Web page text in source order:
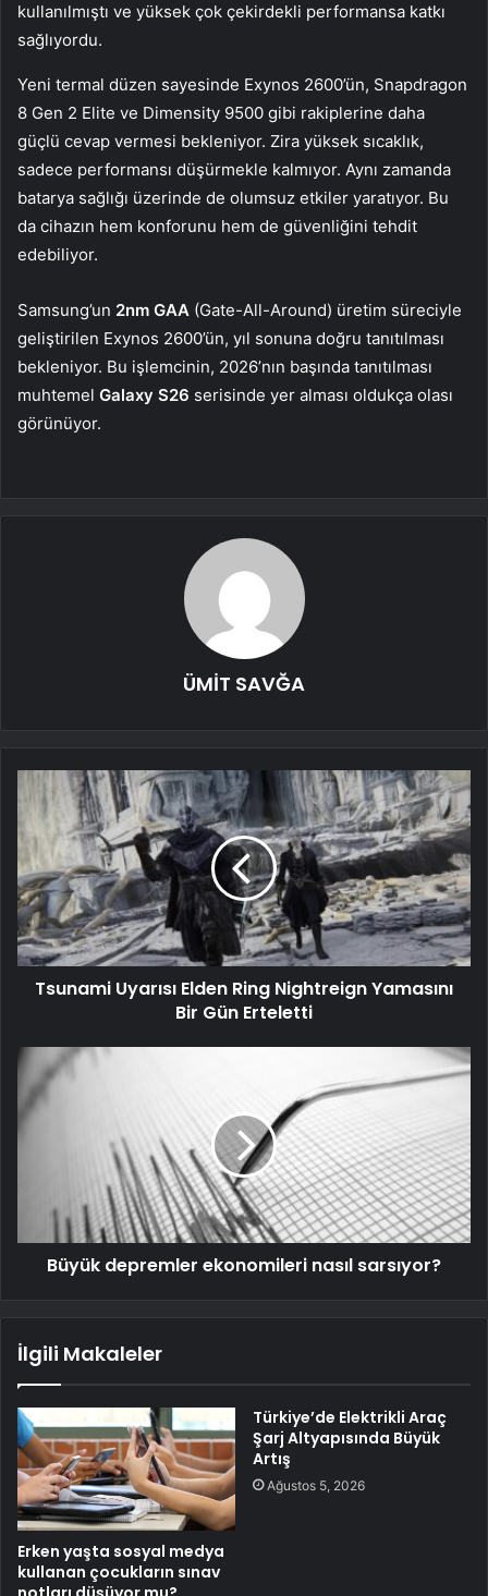
kullanılmıştı ve yüksek çok çekirdekli performansa katkı
sağlıyordu.
Yeni termal düzen sayesinde Exynos 2600’ün, Snapdragon
8 Gen 2 Elite ve Dimensity 9500 gibi rakiplerine daha
güçlü cevap vermesi bekleniyor. Zira yüksek sıcaklık,
sadece performansı düşürmekle kalmıyor. Aynı zamanda
batarya sağlığı üzerinde de olumsuz etkiler yaratıyor. Bu
da cihazın hem konforunu hem de güvenliğini tehdit
edebiliyor.
Samsung’un 2nm GAA (Gate-All-Around) üretim süreciyle
geliştirilen Exynos 2600’ün, yıl sonuna doğru tanıtılması
bekleniyor. Bu işlemcinin, 2026’nın başında tanıtılması
muhtemel Galaxy S26 serisinde yer alması oldukça olası
görünüyor.
ÜMİT SAVĞA
Tsunami Uyarısı Elden Ring Nightreign Yamasını
Bir Gün Erteletti
Büyük depremler ekonomileri nasıl sarsıyor?
İlgili Makaleler
Erken yaşta sosyal medya
kullanan çocukların sınav
Türkiye’de Elektrikli Araç
Şarj Altyapısında Büyük
Artış
Ağustos 5, 2026